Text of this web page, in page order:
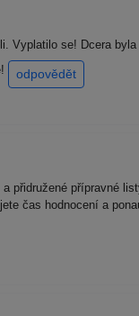
Vyplatilo se! Dcera
odpovědět
přidružené přípravné
čas hodnocení a